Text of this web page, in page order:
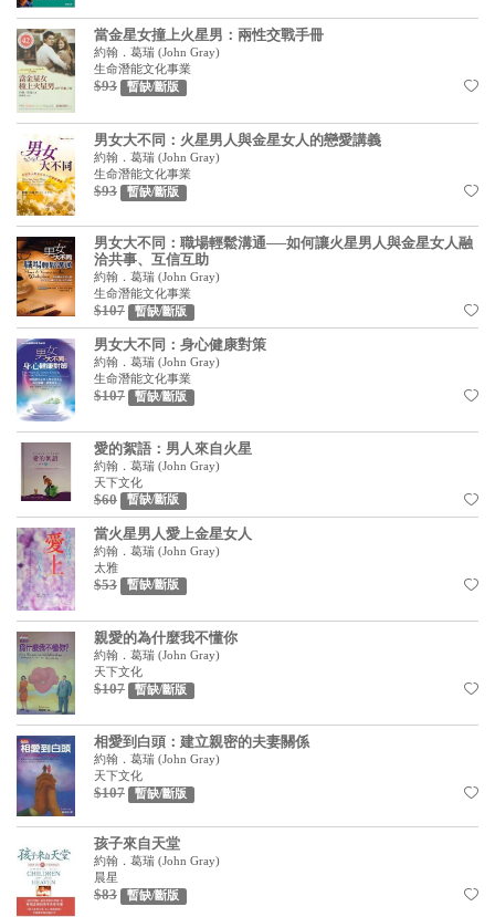
童書
精選影音
禮品專區
得獎作品推介
暢銷榜
中文二手書
英文二手書
精選英文書
電子書
基道 Top 50
當金星女撞上火星男：兩性交戰手冊
約翰．葛瑞 (John Gray)
生命潛能文化事業
$93 暫缺/斷版
男女大不同：火星男人與金星女人的戀愛講義
約翰．葛瑞 (John Gray)
生命潛能文化事業
$93 暫缺/斷版
男女大不同：職場輕鬆溝通──如何讓火星男人與金星女人融
洽共事、互信互助
約翰．葛瑞 (John Gray)
生命潛能文化事業
$107 暫缺/斷版
男女大不同：身心健康對策
約翰．葛瑞 (John Gray)
生命潛能文化事業
$107 暫缺/斷版
愛的絮語：男人來自火星
約翰．葛瑞 (John Gray)
天下文化
$60 暫缺/斷版
當火星男人愛上金星女人
約翰．葛瑞 (John Gray)
太雅
$53 暫缺/斷版
親愛的為什麼我不懂你
約翰．葛瑞 (John Gray)
天下文化
$107 暫缺/斷版
相愛到白頭：建立親密的夫妻關係
約翰．葛瑞 (John Gray)
天下文化
$107 暫缺/斷版
孩子來自天堂
約翰．葛瑞 (John Gray)
晨星
$83 暫缺/斷版